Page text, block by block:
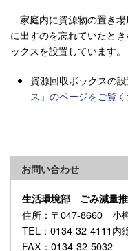
家庭内に資源物の置き
に出すのを忘れていたと
ックスを設置しています。
資源回収ボックスの
ス」のページをご覧く
お問い合わせ
生活環境部 ごみ減量
住所 ：〒047-8660 小
TEL ：0134-32-4111内
FAX ：0134-32-5032